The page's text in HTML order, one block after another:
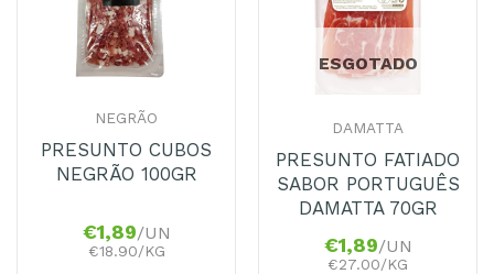
NEGRÃO
PRESUNTO CUBOS
NEGRÃO 100GR
€1,89/UN
€18.90/KG
ESGOTADO
DAMATTA
PRESUNTO FATIADO
SABOR PORTUGUÊS
DAMATTA 70GR
€1,89/UN
€27.00/KG